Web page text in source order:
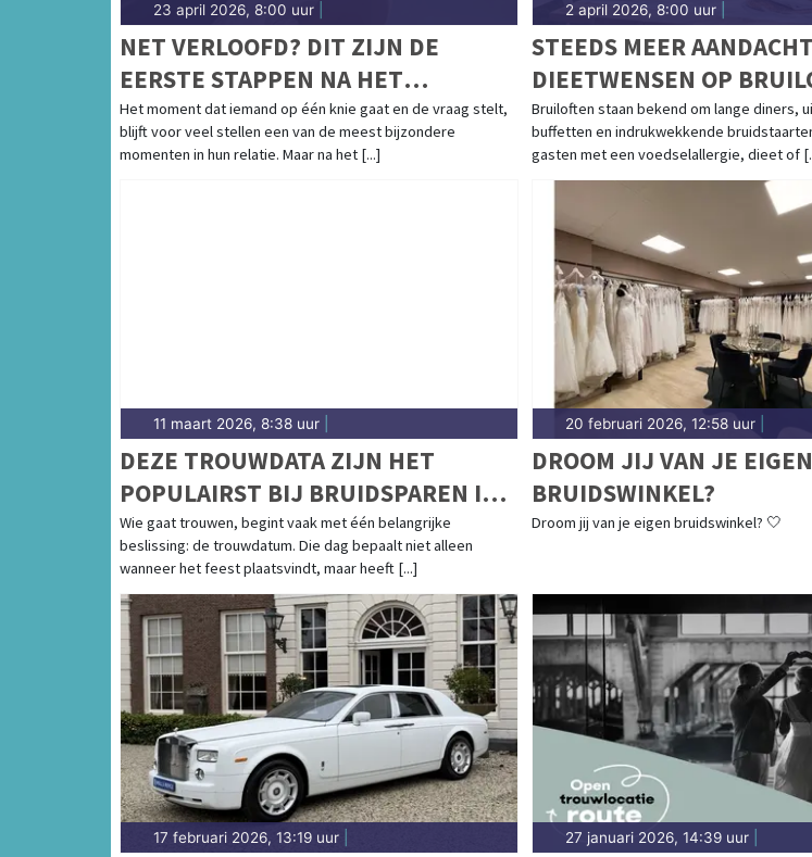
23 april 2026, 8:00 uur
NET VERLOOFD? DIT ZIJN DE
EERSTE STAPPEN NA HET
HUWELIJKSAANZOEK
Het moment dat iemand op één knie gaat en de vraag stelt,
blijft voor veel stellen een van de meest bijzondere
momenten in hun relatie. Maar na het [...]
2 april 2026, 8:00 uur|
STEEDS MEER
DIEETWENSEN OP
Bruiloften staan bekend om lange diners,
buffetten en indrukwekkende
gasten met een voedselallergie, dieet of
11 maart 2026, 8:38 uur
DEZE TROUWDATA ZIJN HET
POPULAIRST BIJ BRUIDSPAREN IN
2026, 2027 EN 2028
Wie gaat trouwen, begint vaak met één belangrijke
beslissing: de trouwdatum. Die dag bepaalt niet alleen
wanneer het feest plaatsvindt, maar heeft [...]
20 februari 2026, 12:58 uur|
DROOM JIJ VAN JE EIGEN
BRUIDSWINKEL?
Droom jij van je eigen bruidswinkel? 🤍
17 februari 2026, 13:19 uur 27 januari 2026, 14:39 uur|